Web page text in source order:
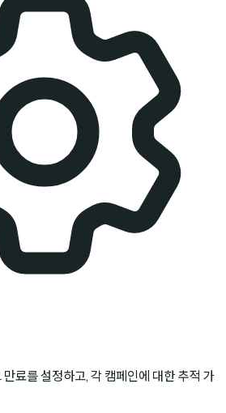
료를 설정하고, 각 캠페인에 대한 추적 가